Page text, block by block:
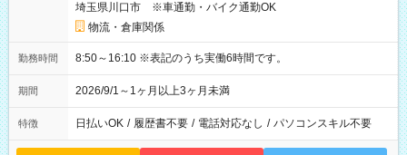
埼玉県川口市 ※車通勤・バイク通勤OK
物流・倉庫関係
勤務時間 8:50～16:10 ※表記のうち実働6時間です。
期間 2026/9/1～1ヶ月以上3ヶ月未満
特徴 日払いOK / 履歴書不要 / 電話対応なし / パソコンスキル不要